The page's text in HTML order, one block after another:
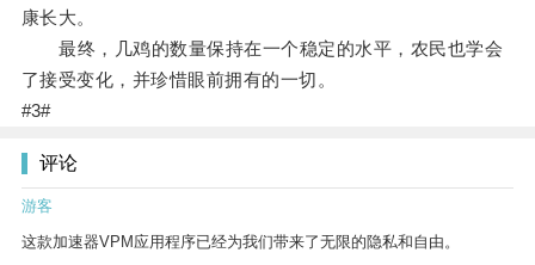
康长大。
最终，几鸡的数量保持在一个稳定的水平，农民也学会
了接受变化，并珍惜眼前拥有的一切。
#3#
评论
游客
这款加速器VPM应用程序已经为我们带来了无限的隐私和自由。